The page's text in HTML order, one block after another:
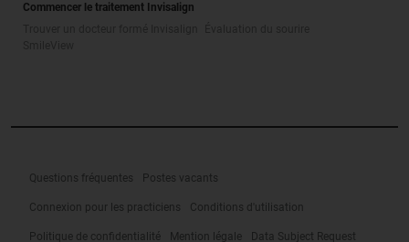
Commencer le traitement Invisalign
Questions fréquentes Postes vacants
Connexion pour les practiciens Conditions d'utilisation
Politique de confidentialité Mention légale Data Subject Request